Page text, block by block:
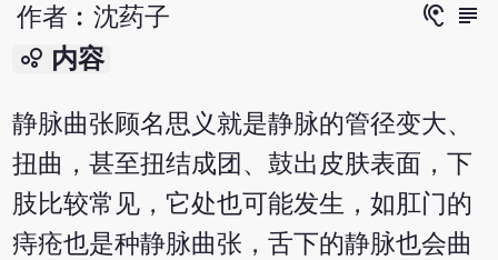
作者︰沈药子 hearing subject
bubble_chart 内容
静脉曲张顾名思义就是静脉的管径变大、
扭曲，甚至扭结成团、鼓出皮肤表面，下
肢比较常见，它处也可能发生，如肛门的
痔疮也是种静脉曲张，舌下的静脉也会曲